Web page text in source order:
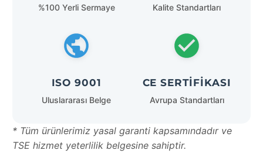
%100 Yerli Sermaye Kalite Standartları
ISO 9001
Uluslararası Belge
CE SERTIFIKASI
Avrupa Standartları
* Tüm ürünlerimiz yasal garanti kapsamındadır ve
TSE hizmet yeterlilik belgesine sahiptir.